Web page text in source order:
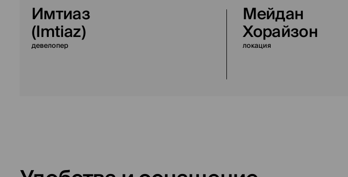
Имтиаз
(Imtiaz)
девелопер
Мейдан
Хорайзон
локация